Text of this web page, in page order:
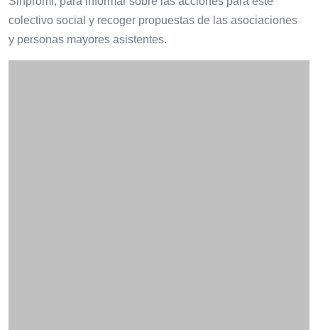
colectivo social y recoger propuestas de las asociaciones
y personas mayores asistentes.